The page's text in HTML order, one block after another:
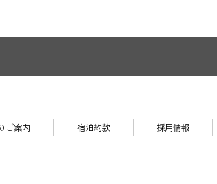
ご案内 宿泊約款 採用情報